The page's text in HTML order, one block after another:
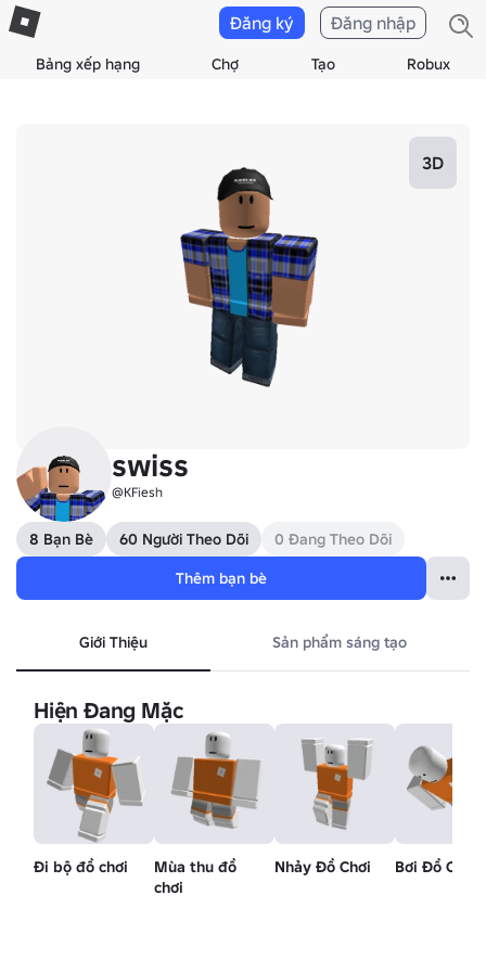
Bảng xếp hạng Chợ Tạo Robux
Đăng ký Đăng nhập
3D
swiss
@KFiesh
8 Bạn Bè 60 Người Theo Dõi
0 Đang Theo Dõi
Thêm bạn bè
Giới Thiệu Sản phẩm sáng tạo
Hiện Đang Mặc
Đi bộ đồ chơi
Mùa thu đồ
chơi
Nhảy Đồ Chơi Bơi Đồ Chơi